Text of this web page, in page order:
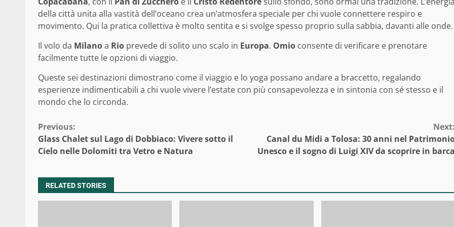
della città unita alla vastità dell’oceano crea un’atmosfera speciale per chi vuole connettere respiro e
movimento. Qui la pratica collettiva è molto sentita e si svolge spesso proprio sulla sabbia, davanti alle onde.
Il volo da Milanoa Rio prevede di solito uno scalo in Europa. Omio consente di verificare e prenotare
facilmente tutte le opzioni di viaggio.
Queste sei destinazioni dimostrano come il viaggio e lo yoga possano andare a braccetto, regalando
esperienze indimenticabili a chi vuole vivere l’estate con più consapevolezza e in sintonia con sé stesso e il
mondo che lo circonda.
Continue
Reading
Previous:
Glass Chalet sul Lago di Dobbiaco: Vivere sotto il
Cielo nelle Dolomiti tra Vetro e Natura
Next:
Canal du Midi a Tolosa: 30 anni nel
Unesco e il sogno di Luigi XIV da scoprire in barca
RELATED STORIES